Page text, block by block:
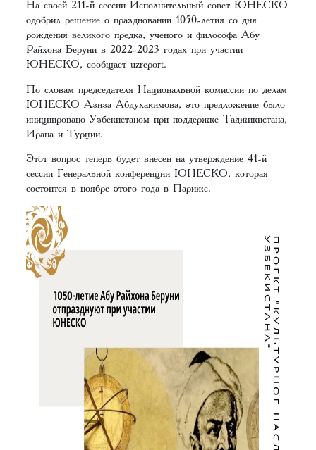
На своей 211-й сессии Исполнительный совет ЮНЕСКО
одобрил решение о праздновании 1050-летия со дня
рождения великого предка, ученого и философа Абу
Райхона Беруни в 2022-2023 годах при участии
ЮНЕСКО, сообщает uzreport.
По словам председателя Национальной комиссии по делам
ЮНЕСКО Азиза Абдухакимова, это предложение было
инициировано Узбекистаном при поддержке Таджикистана,
Ирана и Турции.
Этот вопрос теперь будет внесен на утверждение 41-й
сессии Генеральной конференции ЮНЕСКО, которая
состоится в ноябре этого года в Париже.